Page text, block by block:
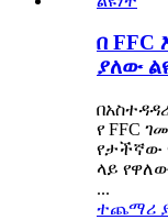
በ
ያለው
በአስተዳዳሪ
የ FFC
የታችኛው
ላይ
...
ተጨማሪ